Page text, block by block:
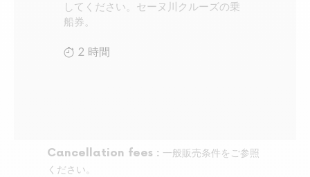
してください。セーヌ川クルーズの乗
船券。
2 時間
Cancellation fees : 一般販売条件をご参照
ください。